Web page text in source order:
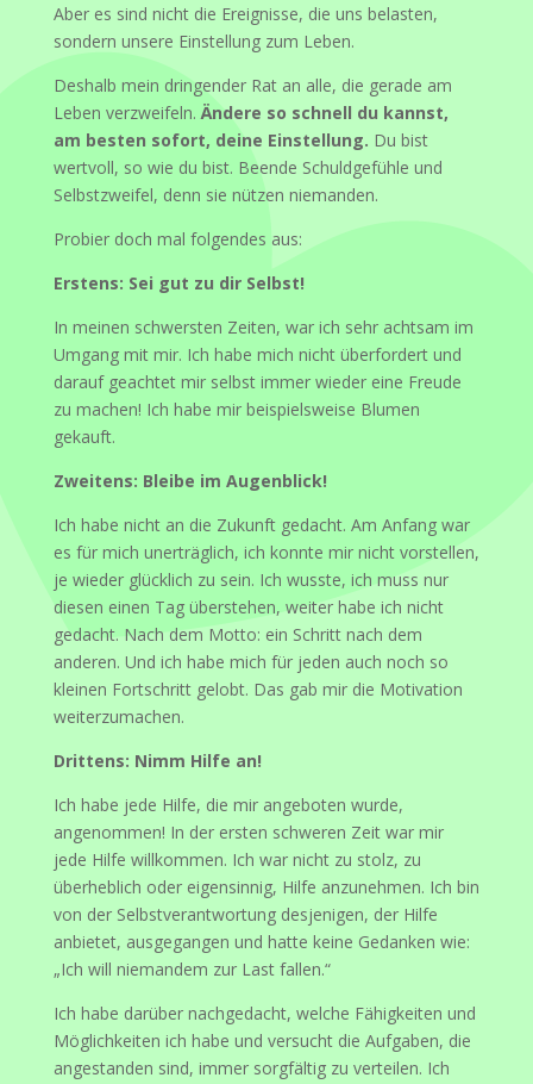
Aber es sind nicht die Ereignisse, die uns belasten,
sondern unsere Einstellung zum Leben.
Deshalb mein dringender Rat an alle, die gerade am
Leben verzweifeln.Ändere so schnell du kannst,
am besten sofort, deine Einstellung. Du bist
wertvoll, so wie du bist. Beende Schuldgefühle und
Selbstzweifel, denn sie nützen niemanden.
Probier doch mal folgendes aus:
Erstens: Sei gut zu dir Selbst!
In meinen schwersten Zeiten, war ich sehr achtsam im
Umgang mit mir. Ich habe mich nicht überfordert und
darauf geachtet mir selbst immer wieder eine Freude
zu machen! Ich habe mir beispielsweise Blumen
gekauft.
Zweitens: Bleibe im Augenblick!
Ich habe nicht an die Zukunft gedacht. Am Anfang war
es für mich unerträglich, ich konnte mir nicht vorstellen,
je wieder glücklich zu sein. Ich wusste, ich muss nur
diesen einen Tag überstehen, weiter habe ich nicht
gedacht. Nach dem Motto: ein Schritt nach dem
anderen. Und ich habe mich für jeden auch noch so
kleinen Fortschritt gelobt. Das gab mir die Motivation
weiterzumachen.
Drittens: Nimm Hilfe an!
Ich habe jede Hilfe, die mir angeboten wurde,
angenommen! In der ersten schweren Zeit war mir
jede Hilfe willkommen. Ich war nicht zu stolz, zu
überheblich oder eigensinnig, Hilfe anzunehmen. Ich bin
von der Selbstverantwortung desjenigen, der Hilfe
anbietet, ausgegangen und hatte keine Gedanken wie:
„Ich will niemandem zur Last fallen.“
Ich habe darüber nachgedacht, welche Fähigkeiten und
Möglichkeiten ich habe und versucht die Aufgaben, die
angestanden sind, immer sorgfältig zu verteilen. Ich